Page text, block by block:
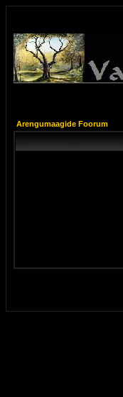
Arengumaagide Foorum